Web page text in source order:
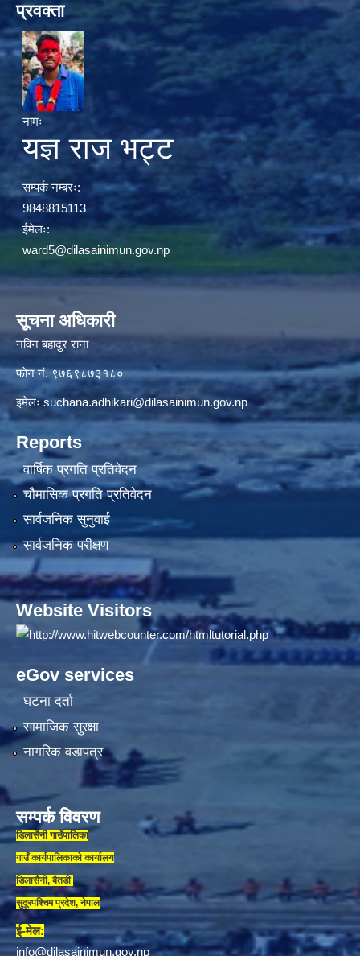
प्रवक्ता
नामः
यज्ञ राज भट्ट
सम्पर्क नम्बरः:
9848815113
ईमेलः:
ward5@dilasainimun.gov.np
सूचना अधिकारी
नविन बहादुर राना
फाेन नं. ९७६९८७३१८०
इमेलःsuchana.adhikari@dilasainimun.gov.np
Reports
वार्षिक प्रगति प्रतिवेदन
चौमासिक प्रगति प्रतिवेदन
सार्वजनिक सुनुवाई
सार्वजनिक परीक्षण
Website Visitors
eGov services
घटना दर्ता
सामाजिक सुरक्षा
नागरिक वडापत्र
सम्पर्क विवरण
डिलासैनी गाउँपालिका
गाउँ कार्यपालिकाकाे कार्यालय
डिलासैनी, बैतडी
सुदूरपश्चिम प्रदेश, नेपाल
ई-मेल:
info@dilasainimun.gov.np